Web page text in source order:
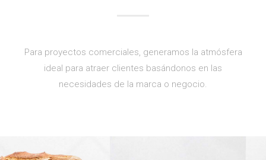
Para proyectos comerciales, generamos la atmósfera
ideal para atraer clientes basándonos en las
necesidades de la marca o negocio.